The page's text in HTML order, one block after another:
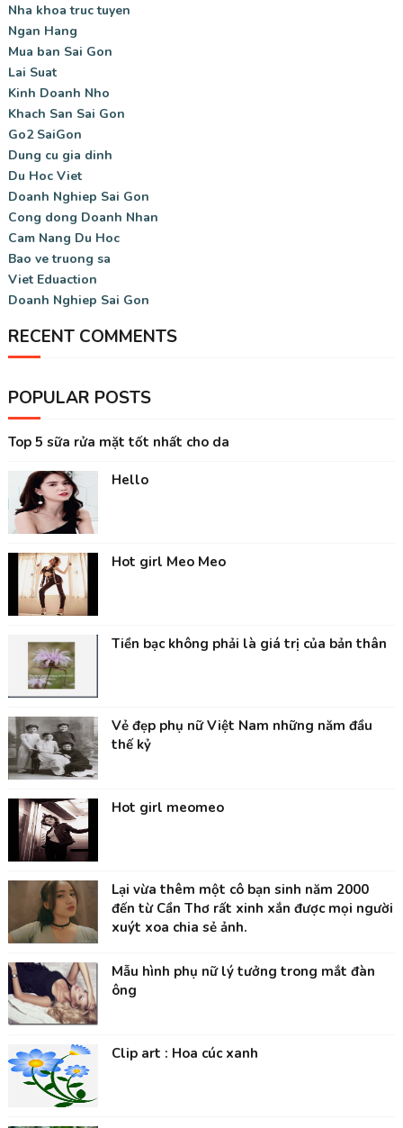
Nha khoa truc tuyen
Ngan Hang
Mua ban Sai Gon
Lai Suat
Kinh Doanh Nho
Khach San Sai Gon
Go2 SaiGon
Dung cu gia dinh
Du Hoc Viet
Doanh Nghiep Sai Gon
Cong dong Doanh Nhan
Cam Nang Du Hoc
Bao ve truong sa
Viet Eduaction
Doanh Nghiep Sai Gon
RECENT COMMENTS
POPULAR POSTS
Top 5 sữa rửa mặt tốt nhất cho da
Hello
Hot girl Meo Meo
Tiền bạc không phải là giá trị của bản thân
Vẻ đẹp phụ nữ Việt Nam những năm đầu
thế kỷ
Hot girl meomeo
Lại vừa thêm một cô bạn sinh năm 2000
đến từ Cần Thơ rất xinh xắn được mọi người
xuýt xoa chia sẻ ảnh.
Mẫu hình phụ nữ lý tưởng trong mắt đàn
ông
Clip art : Hoa cúc xanh